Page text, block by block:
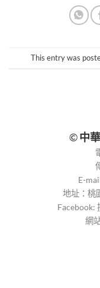
This entry was
©中
E-
地址：桃
Facebook:
網